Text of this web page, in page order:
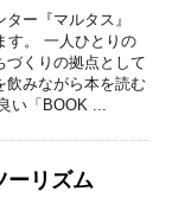
ー『マルタス』
す。 一人ひとりの
づくりの拠点として
飲みながら本を読む
い「BOOK ...
ーリズム